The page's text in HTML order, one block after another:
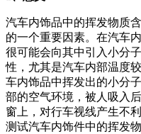
汽车内饰品中的挥发物质
的一个重要因素。在汽车
很可能会向其中引入小分
性，尤其是汽车内部温度
车内饰品中挥发出的小分
部的空气环境，被人吸入
窗上，对行车视线产生不
测试汽车内饰件中的挥发